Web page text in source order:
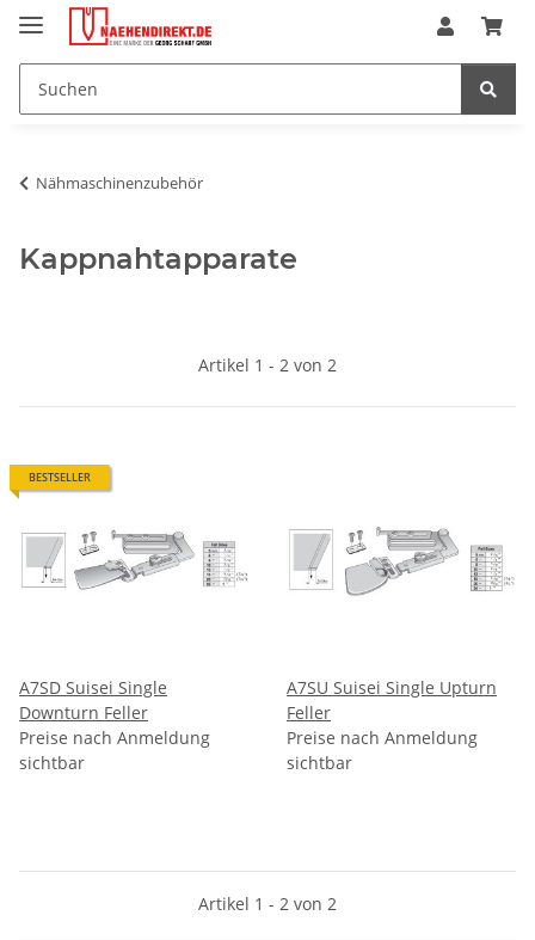
Nähmaschinenzubehör
Kappnahtapparate
Artikel 1 - 2 von 2
BESTSELLER
A7SD Suisei Single
Downturn Feller
Preise nach Anmeldung
sichtbar
A7SU Suisei Single Upturn
Feller
Preise nach Anmeldung
sichtbar
Artikel 1 - 2 von 2